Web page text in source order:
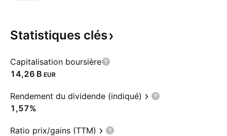
Statistiques clés
Capitalisation boursière
‪14,26 B‬ EUR
Rendement du dividende (indiqué)
1,57%
Ratio prix/gains (TTM)